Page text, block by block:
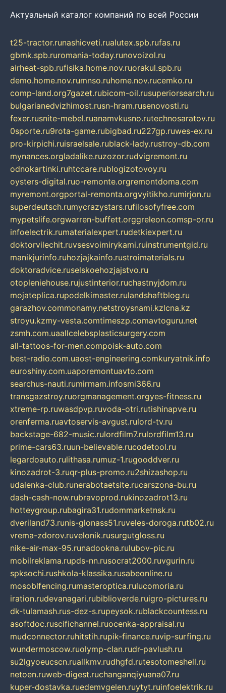
Актуальный каталог компаний по всей России
t25-tractor.runashicveti.rualutex.spb.rufas.ru
gbmk.spb.ruromania-today.runovoizol.ru
airheat-spb.rufisika.home.nov.ruorakul.spb.ru
demo.home.nov.rumnso.ruhome.nov.rucemko.ru
comp-land.org7gazet.rubicom-oil.rusuperiorsearch.ru
bulgarianedvizhimost.rusn-hram.rusenovosti.ru
fexer.rusnite-mebel.ruanamvkusno.rutechnosaratov.ru
0sporte.ru9rota-game.rubigbad.ru227gp.ruwes-ex.ru
pro-kirpichi.ruisraelsale.rublack-lady.rustroy-db.com
mynances.orgladalike.ruzozor.rudvigremont.ru
odnokartinki.ruhtccare.rublogizotovoy.ru
oysters-digital.ruo-remonte.orgremontdoma.com
myremont.orgportal-remonta.orgvyitikho.rumirjon.ru
superdeutsch.rumycrazystars.rufilosofyfree.com
mypetslife.orgwarren-buffett.orggreleon.comsp-or.ru
infoelectrik.rumaterialexpert.rudetkiexpert.ru
doktorvilechit.ruvsesvoimirykami.ruinstrumentgid.ru
manikjurinfo.ruhozjajkainfo.rustroimaterials.ru
doktoradvice.ruselskoehozjajstvo.ru
otopleniehouse.rujustinterior.ruchastnyjdom.ru
mojateplica.rupodelkimaster.rulandshaftblog.ru
garazhov.commonamy.netstroysnami.kzlcna.kz
stroyu.kzmy-vesta.comtimeszp.comavtoguru.net
zsmh.com.uaallcelebsplasticsurgery.com
all-tattoos-for-men.compoisk-auto.com
best-radio.com.uaost-engineering.comkuryatnik.info
euroshiny.com.uaporemontuavto.com
searchus-nauti.rumirmam.infosmi366.ru
transgazstroy.ruorgmanagement.orgyes-fitness.ru
xtreme-rp.ruwasdpvp.ruvoda-otri.rutishinapve.ru
orenferma.ruavtoservis-avgust.rulord-tv.ru
backstage-682-music.rulordfilm7.rulordfilm13.ru
prime-cars63.ruun-believable.rucodetool.ru
legardoauto.rulithasa.rumuz-1.rugooddver.ru
kinozadrot-3.ruqr-plus-promo.ru2shizashop.ru
udalenka-club.runerabotaetsite.rucarszona-bu.ru
dash-cash-now.rubravoprod.rukinozadrot13.ru
hotteygroup.rubagira31.rudommarketnsk.ru
dveriland73.runis-glonass51.ruveles-doroga.rutb02.ru
vrema-zdorov.ruvelonik.rusurgutgloss.ru
nike-air-max-95.runadookna.rulubov-pic.ru
mobilreklama.rupds-nn.rusocrat2000.ruvgurin.ru
spksochi.rushkola-klassika.rusabeonline.ru
mosoblfencing.rumasteroptica.rulucomoria.ru
iration.rudevanagari.rubiblioverde.ruigro-pictures.ru
dk-tulamash.rus-dez-s.rupeysok.rublackcountess.ru
asoftdoc.ruscifichannel.ruocenka-appraisal.ru
mudconnector.ruhitstih.rupik-finance.ruvip-surfing.ru
wundermoscow.ruolymp-clan.rudr-pavlush.ru
su2lgyoeucscn.ruallkmv.rudhgfd.rutesotomeshell.ru
netoen.ruweb-digest.ruchanganqiyuana07.ru
kuper-dostavka.ruedemvgelen.ruytyt.ruinfoelektrik.ru